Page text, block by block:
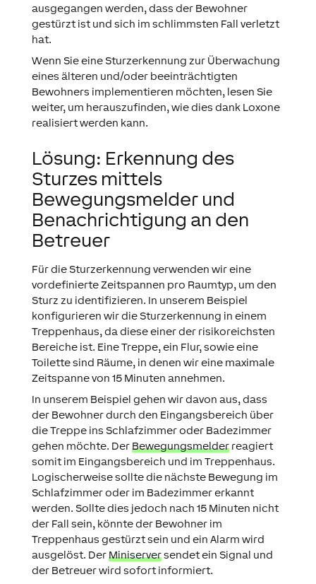
ausgegangen werden, dass der Bewohner
gestürzt ist und sich im schlimmsten Fall verletzt
hat.
Wenn Sie eine Sturzerkennung zur Überwachung
eines älteren und/oder beeinträchtigten
Bewohners implementieren möchten, lesen Sie
weiter, um herauszufinden, wie dies dank Loxone
realisiert werden kann.
Lösung: Erkennung des
Sturzes mittels
Bewegungsmelder und
Benachrichtigung an den
Betreuer
Für die Sturzerkennung verwenden wir eine
vordefinierte Zeitspannen pro Raumtyp, um den
Sturz zu identifizieren. In unserem Beispiel
konfigurieren wir die Sturzerkennung in einem
Treppenhaus, da diese einer der risikoreichsten
Bereiche ist. Eine Treppe, ein Flur, sowie eine
Toilette sind Räume, in denen wir eine maximale
Zeitspanne von 15 Minuten annehmen.
In unserem Beispiel gehen wir davon aus, dass
der Bewohner durch den Eingangsbereich über
die Treppe ins Schlafzimmer oder Badezimmer
gehen möchte. DerBewegungsmelderreagiert
somit im Eingangsbereich und im Treppenhaus.
Logischerweise sollte die nächste Bewegung im
Schlafzimmer oder im Badezimmer erkannt
werden. Sollte dies jedoch nach 15 Minuten nicht
der Fall sein, könnte der Bewohner im
Treppenhaus gestürzt sein und ein Alarm wird
ausgelöst. DerMiniserversendet ein Signal und
der Betreuer wird sofort informiert.